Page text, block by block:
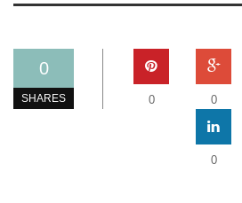
0
SHARES 0
0
0